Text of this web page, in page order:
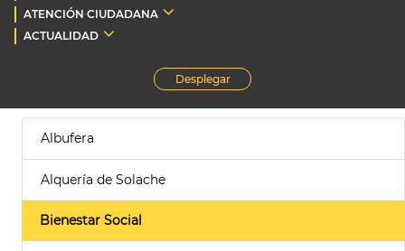
ATENCIÓN CIUDADANA
ACTUALIDAD
Desplegar
Albufera
Alquería de Solache
Bienestar Social